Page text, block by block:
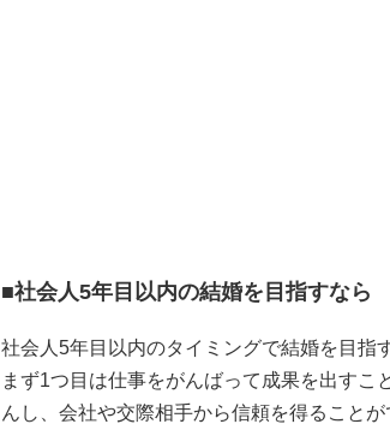
■社会人5年目以内の結婚を目指すなら
社会人5年目以内のタイミングで結婚を目指
まず1つ目は仕事をがんばって成果を出す
んし、会社や交際相手から信頼を得ること